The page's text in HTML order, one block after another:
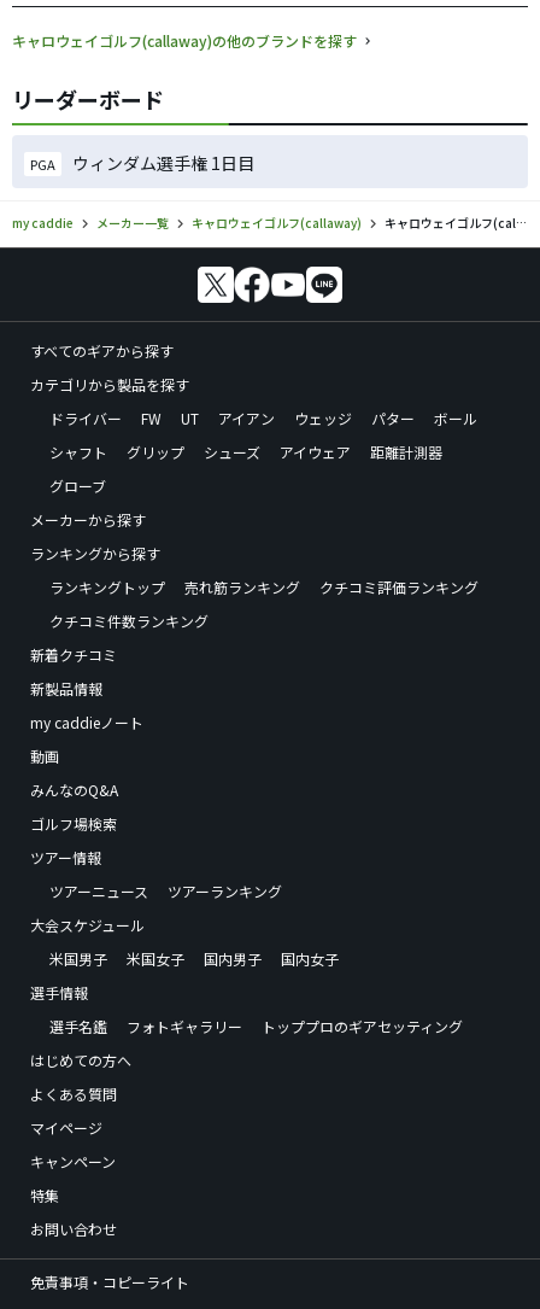
キャロウェイゴルフ(callaway)の他のブランドを探す
リーダーボード
PGA ウィンダム選手権 1日目
my caddie メーカー一覧 キャロウェイゴルフ(callaway) キャロウェイゴルフ(callaway)／OPUSのゴルフギアの口コミ評価
すべてのギアから探す
カテゴリから製品を探す
ドライバー
FW UT アイアン ウェッジ パター
ボール
シャフト
グリップ シューズ アイウェア
距離計測器
グローブ
メーカーから探す
ランキングから探す
ランキングトップ
売れ筋ランキング
クチコミ評価ランキング
クチコミ件数ランキング
新着クチコミ
新製品情報
my caddieノート
動画
みんなのQ&A
ゴルフ場検索
ツアー情報
ツアーニュース
ツアーランキング
大会スケジュール
米国男子
米国女子 国内男子
国内女子
選手情報
選手名鑑
フォトギャラリー
トッププロのギアセッティング
はじめての方へ
よくある質問
マイページ
キャンペーン
特集
お問い合わせ
免責事項・コピーライト